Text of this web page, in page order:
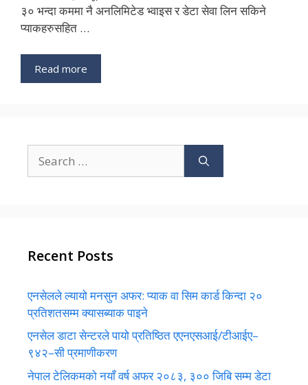
३० भन्दा कममा नै अनलिमिटेड भ्वाइस र डेटा सेवा लिन सकिने
प्याकहरुसहित …
Read more
for:
Recent Posts
एनसेलले ल्यायो मनसुन अफर: प्याक वा सिम कार्ड किन्दा २०
प्रतिशतसम्म क्यासब्याक पाइने
एनसेल डाटा सेन्टरले पायो प्रतिष्ठित एएनएसआई/टीआईए–
९४२–सी प्रमाणीकरण
नेपाल टेलिकमको नयाँ वर्ष अफर २०८३, ३०० जिबि सम्म डेटा